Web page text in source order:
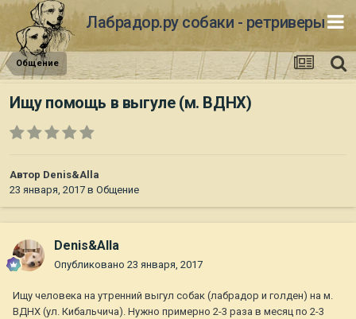
Лабрадор.ру собаки - ретриверы
Общение
Ищу помощь в выгуле (м. ВДНХ)
Автор Denis&Alla
23 января, 2017 в Общение
Denis&Alla
Опубликовано 23 января, 2017
Ищу человека на утренний выгул собак (лабрадор и голден) на м.
ВДНХ (ул. Кибальчича). Нужно примерно 2-3 раза в месяц по 2-3